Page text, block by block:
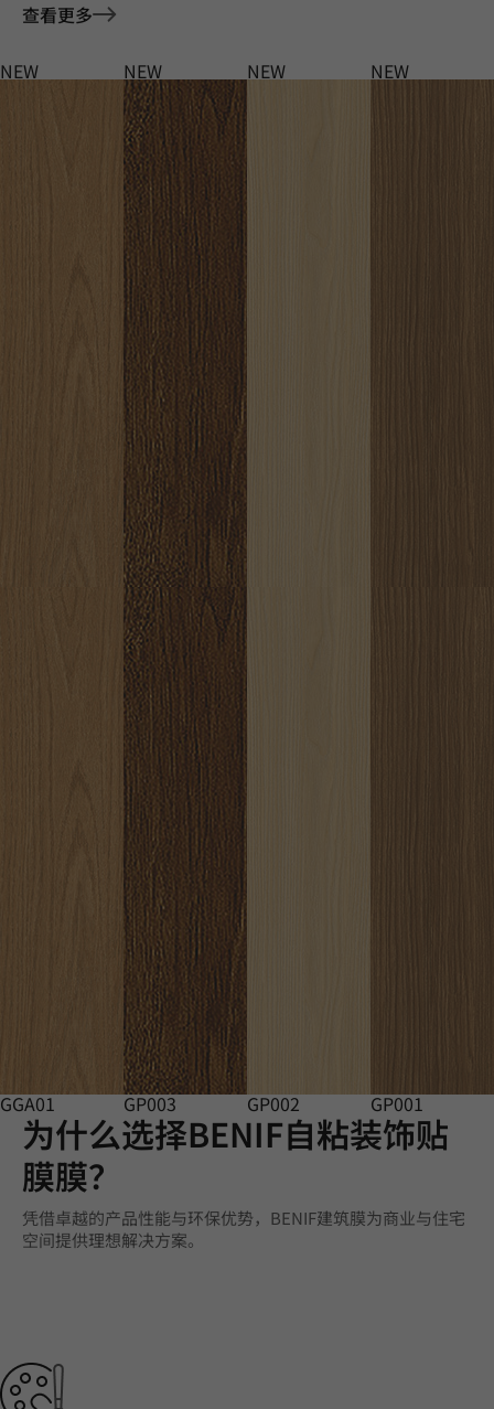
查看更多
NEW
GGA01
NEW
GP003
NEW
GP002
NEW
GP001
为什么选择BENIF自粘装饰贴
膜膜？
凭借卓越的产品性能与环保优势，BENIF建筑膜为商业与住宅
空间提供理想解决方案。